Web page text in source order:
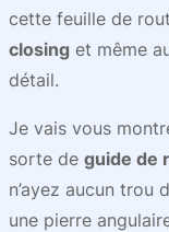
cette feuille de
closing et même
détail.
Je vais vous
sorte de guide de
n’ayez aucun trou
une pierre